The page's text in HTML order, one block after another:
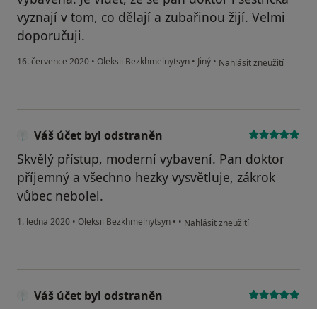
vyznají v tom, co dělají a zubařinou žijí. Velmi
doporučuji.
16. července 2020 • Oleksii Bezkhmelnytsyn • Jiný • podle názoru uživatele
Nahlásit zneužití
Váš účet byl odstraněn
Skvělý přístup, moderní vybavení. Pan doktor
příjemný a všechno hezky vysvětluje, zákrok
vůbec nebolel.
1. ledna 2020 • Oleksii Bezkhmelnytsyn • • podle názoru uživatele Váš účet
Nahlásit zneužití
Váš účet byl odstraněn